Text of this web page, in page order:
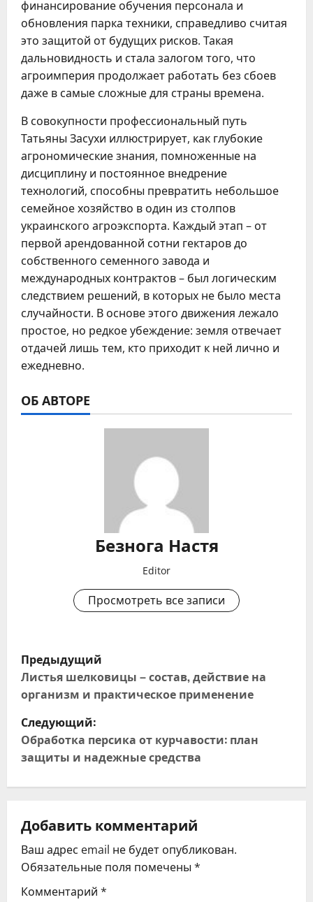
финансирование обучения персонала и
обновления парка техники, справедливо считая
это защитой от будущих рисков. Такая
дальновидность и стала залогом того, что
агроимперия продолжает работать без сбоев
даже в самые сложные для страны времена.
В совокупности профессиональный путь
Татьяны Засухи иллюстрирует, как глубокие
агрономические знания, помноженные на
дисциплину и постоянное внедрение
технологий, способны превратить небольшое
семейное хозяйство в один из столпов
украинского агроэкспорта. Каждый этап – от
первой арендованной сотни гектаров до
собственного семенного завода и
международных контрактов – был логическим
следствием решений, в которых не было места
случайности. В основе этого движения лежало
простое, но редкое убеждение: земля отвечает
отдачей лишь тем, кто приходит к ней лично и
ежедневно.
ОБ АВТОРЕ
Безнога Настя
Editor
Просмотреть все записи
Н
а
в
и
г
ц
и
я
Предыдущий
Листья шелковицы – состав, действие на
организм и практическое применение
Следующий:
Обработка персика от курчавости: план
защиты и надежные средства
Добавить комментарий
Ваш адрес email не будет опубликован.
Обязательные поля помечены *
Комментарий *